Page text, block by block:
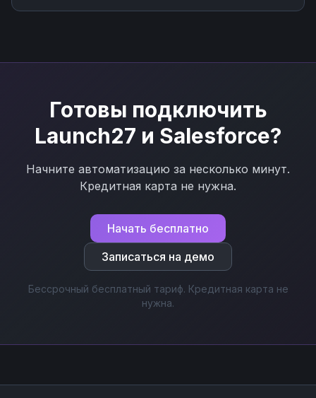
процессам через Nodul без программирования за
Готовы подключить
Launch27 и Salesforce?
Начните автоматизацию за несколько минут.
Кредитная карта не нужна.
Начать бесплатно
Записаться на демо
Бессрочный бесплатный тариф. Кредитная карта не
нужна.